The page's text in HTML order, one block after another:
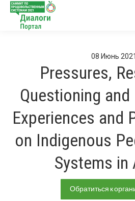
08 Июнь 2021
Pressures,
Questioning and
Experiences and
on Indigenous
Systems in
Обратиться к